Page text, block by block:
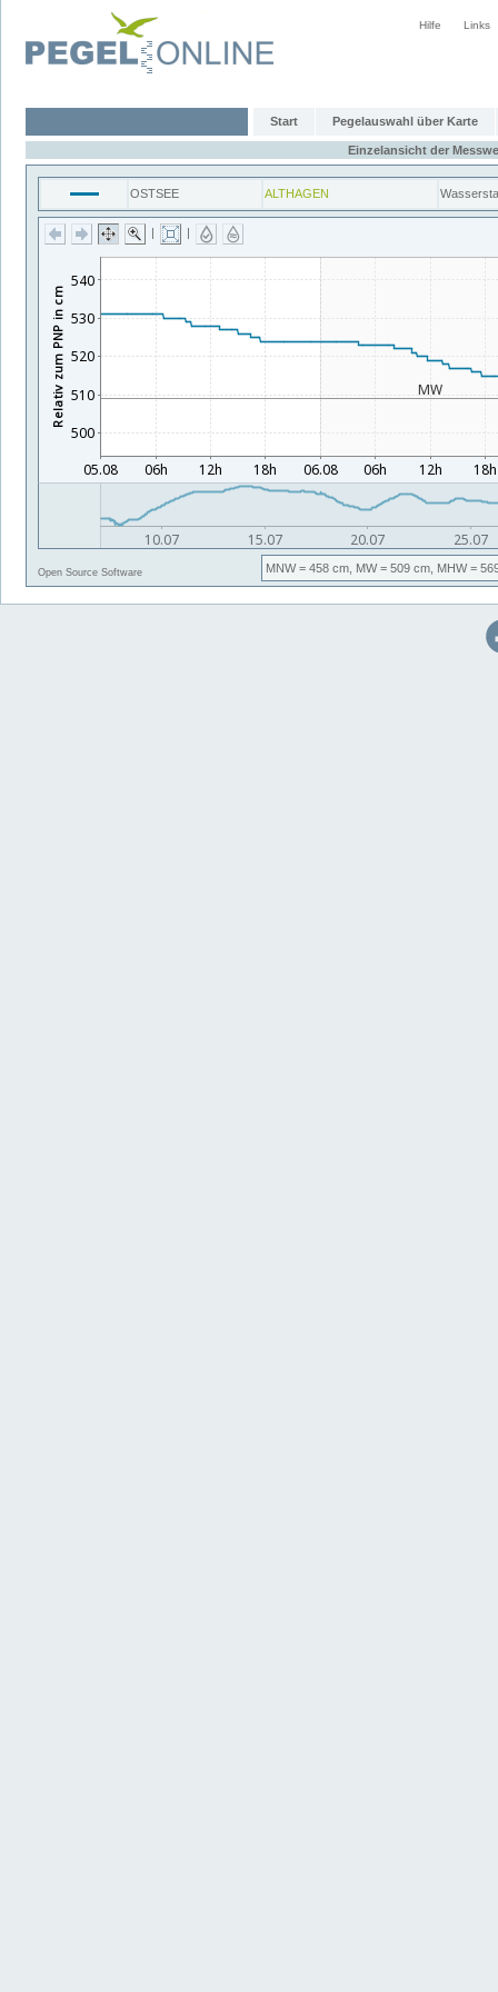
Hilfe Links
Start Pegelauswahl über Karte
Einzelansicht der
OSTSEE ALTHAGEN
| |
Open Source Software MNW= 458 cm, MW= 509 cm, MHW=